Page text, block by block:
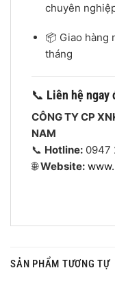
chuyên
📦 Giao hàng
tháng
📞 Liên hệ ngay
CÔNG TY CP
NAM
📞 Hotline: 0947
🌐Website:
SẢN PHẨM TƯƠNG TỰ